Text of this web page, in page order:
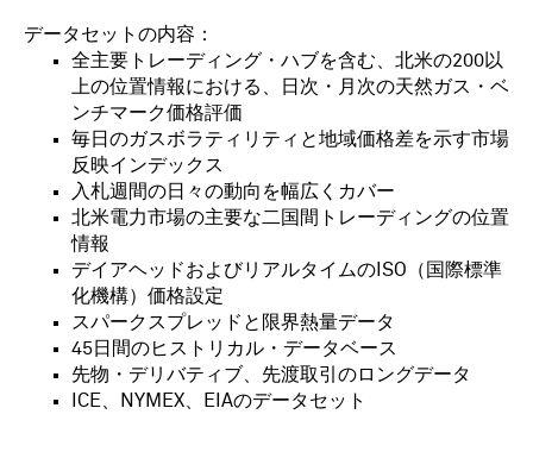
データセットの内容：
全主要トレーディング・ハブを含む、北米の200以
上の位置情報における、日次・月次の天然ガス・ベ
ンチマーク価格評価
毎日のガスボラティリティと地域価格差を示す市場
反映インデックス
入札週間の日々の動向を幅広くカバー
北米電力市場の主要な二国間トレーディングの位置
情報
デイアヘッドおよびリアルタイムのISO（国際標準
化機構）価格設定
スパークスプレッドと限界熱量データ
45日間のヒストリカル・データベース
先物・デリバティブ、先渡取引のロングデータ
ICE、NYMEX、EIAのデータセット